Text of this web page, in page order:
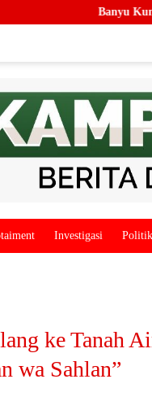
Banyu Kuning, Jejak
Investigasi Politik
ke Tanah
wa Sahlan”